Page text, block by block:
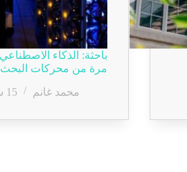
مرة من محركات البحث
محمد غانم
15 سبتمبر, 2024